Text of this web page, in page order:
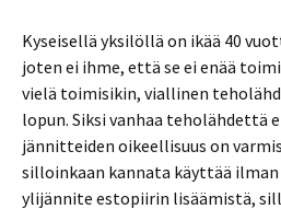
Kyseisellä yksilöllä on ikää 40
joten ei ihme, että se ei enää
vielä toimisikin, viallinen
lopun. Siksi vanhaa teholähdettä
jännitteiden oikeellisuus on
silloinkaan kannata käyttää ilman
ylijännite estopiirin lisäämistä,